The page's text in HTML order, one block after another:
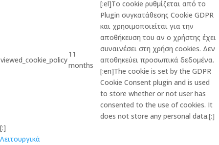
viewed_cookie_policy
11
months
[:el]Το cookie ρυθμίζεται από το
Plugin συγκατάθεσης Cookie GDPR
και χρησιμοποιείται για την
αποθήκευση του αν ο χρήστης έχει
συναινέσει στη χρήση cookies. Δεν
αποθηκεύει προσωπικά δεδομένα.
[:en]The cookie is set by the GDPR
Cookie Consent plugin and is used
to store whether or not user has
consented to the use of cookies. It
does not store any personal data.[:]
[:]
Λειτουργικά